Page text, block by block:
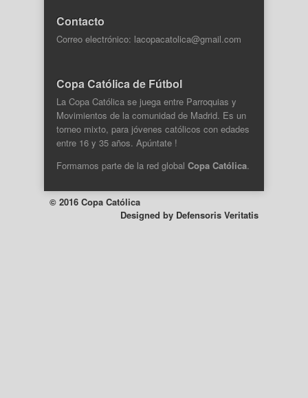
Contacto
Correo electrónico: lacopacatolica@gmail.com
Copa Católica de Fútbol
La Copa Católica se juega entre Parroquias y
Movimientos de la comunidad de Madrid. Es un
torneo mixto, para jóvenes católicos con edades
entre 16 y 35 años. Apúntate !
Formamos parte de la red global Copa Católica.
© 2016 Copa Católica
Designed by Defensoris Veritatis